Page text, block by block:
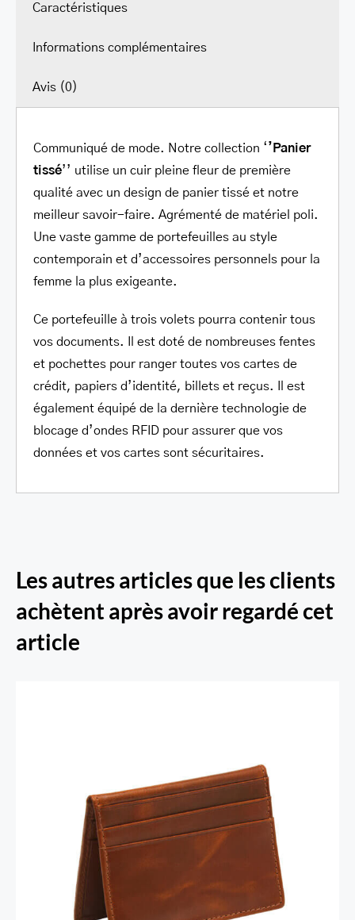
volets
Caractéristiques
Informations complémentaires
Avis (0)
Communiqué de mode. Notre collection ‘’Panier
tissé’’ utilise un cuir pleine fleur de première
qualité avec un design de panier tissé et notre
meilleur savoir-faire. Agrémenté de matériel poli.
Une vaste gamme de portefeuilles au style
contemporain et d’accessoires personnels pour la
femme la plus exigeante.
Ce portefeuille à trois volets pourra contenir tous
vos documents. Il est doté de nombreuses fentes
et pochettes pour ranger toutes vos cartes de
crédit, papiers d’identité, billets et reçus. Il est
également équipé de la dernière technologie de
blocage d’ondes RFID pour assurer que vos
données et vos cartes sont sécuritaires.
Les autres articles que les clients
achètent après avoir regardé cet
article
Porte-cartes RFID Secure